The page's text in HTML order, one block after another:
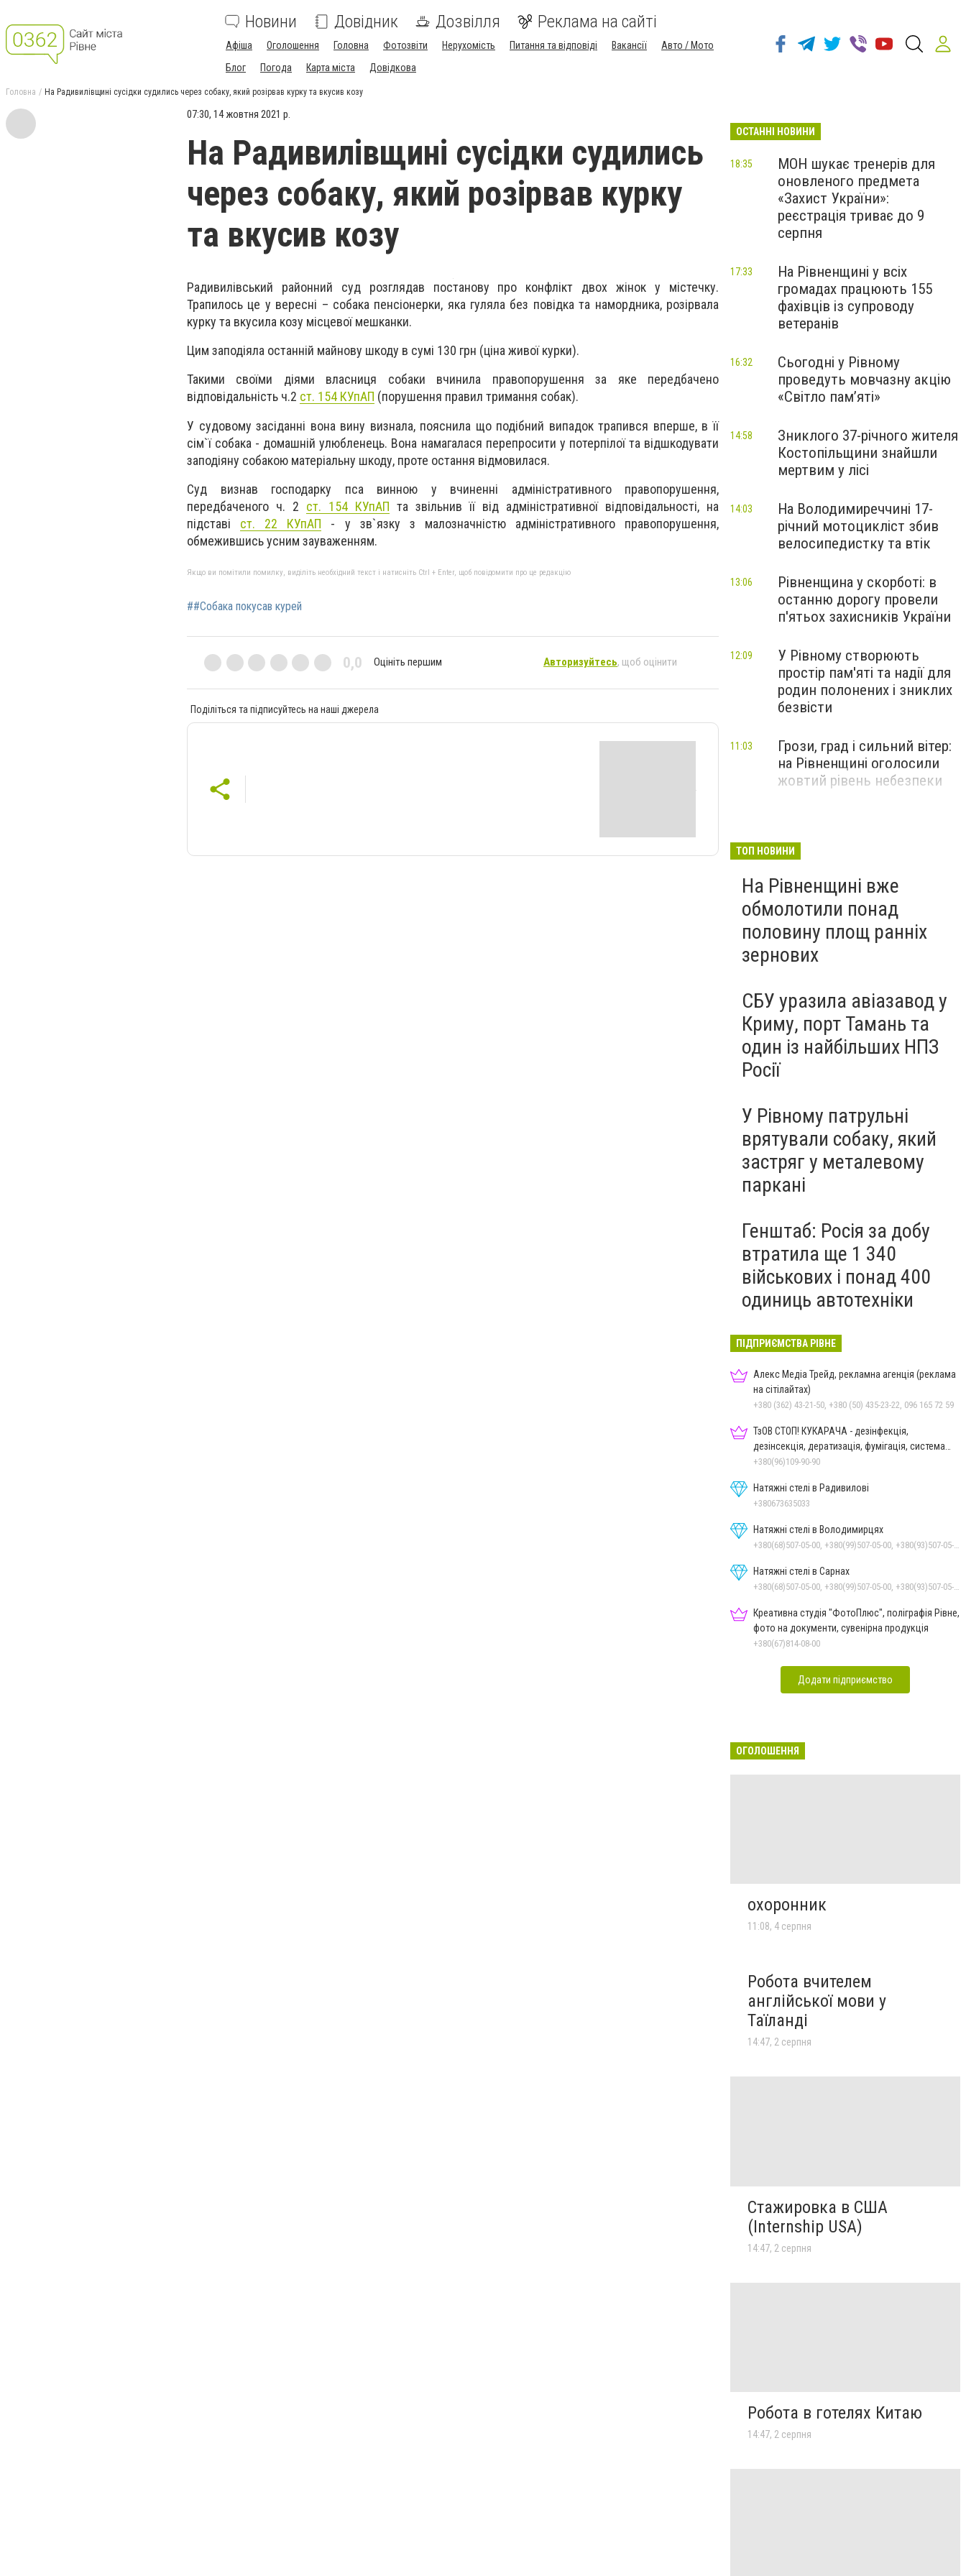
Новини Довідник Дозвілля Реклама на сайті
Афіша Оголошення Головна Фотозвіти Нерухомість Питання та відповіді Вакансії
Авто / Мото
Блог
Погода Карта міста Довідкова
Головна На Радивилівщині сусідки судились через собаку, який розірвав курку та вкусив козу
07:30, 14 жовтня 2021 р.
На Радивилівщині сусідки судились
через собаку, який розірвав курку
та вкусив козу
Радивилівський районний суд розглядав постанову про конфлікт двох жінок у містечку.
Трапилось це у вересні – собака пенсіонерки, яка гуляла без повідка та намордника, розірвала
курку та вкусила козу місцевої мешканки.
Цим заподіяла останній майнову шкоду в сумі 130 грн (ціна живої курки).
Такими своїми діями власниця собаки вчинила правопорушення за яке передбачено
відповідальність ч.2 ст. 154 КУпАП (порушення правил тримання собак).
У судовому засіданні вона вину визнала, пояснила що подібний випадок трапився вперше, в її
сім`ї собака - домашній улюбленець. Вона намагалася перепросити у потерпілої та відшкодувати
заподіяну собакою матеріальну шкоду, проте остання відмовилася.
Суд визнав господарку пса винною у вчиненні адміністративного правопорушення,
передбаченого ч. 2 ст. 154 КУпАП та звільнив її від адміністративної відповідальності, на
підставі ст. 22 КУпАП - у зв`язку з малозначністю адміністративного правопорушення,
обмежившись усним зауваженням.
Якщо ви помітили помилку, виділіть необхідний текст і натисніть Ctrl + Enter, щоб повідомити про це редакцію
##Собака покусав курей
0,0 Оцініть першим Авторизуйтесь, щоб оцінити
Поділіться та підписуйтесь на наші джерела
ОСТАННІ НОВИНИ
МОН шукає тренерів для
оновленого предмета
«Захист України»:
реєстрація триває до 9
серпня
18:35
На Рівненщині у всіх
громадах працюють 155
фахівців із супроводу
ветеранів
17:33
Сьогодні у Рівному
проведуть мовчазну акцію
«Світло пам’яті»
16:32
Зниклого 37-річного жителя
Костопільщини знайшли
мертвим у лісі
14:58
На Володимиреччині 17-
річний мотоцикліст збив
велосипедистку та втік
14:03
Рівненщина у скорботі: в
останню дорогу провели
п'ятьох захисників України
13:06
У Рівному створюють
простір пам'яті та надії для
родин полонених і зниклих
безвісти
12:09
Грози, град і сильний вітер:
на Рівненщині оголосили
жовтий рівень небезпеки
11:03
ТОП НОВИНИ
На Рівненщині вже
обмолотили понад
половину площ ранніх
зернових
СБУ уразила авіазавод у
Криму, порт Тамань та
один із найбільших НПЗ
Росії
У Рівному патрульні
врятували собаку, який
застряг у металевому
паркані
Генштаб: Росія за добу
втратила ще 1 340
військових і понад 400
одиниць автотехніки
ПІДПРИЄМСТВА РІВНЕ
Алекс Медіа Трейд, рекламна агенція (реклама
на сітілайтах)
+380 (362) 43-21-50, +380 (50) 435-23-22, 096 165 72 59
ТзОВ СТОП! КУКАРАЧА - дезінфекція,
дезінсекція, дератизація, фумігація, система
HACCP
+380(96)109-90-90
Натяжні стелі в Радивилові
+380673635033
Натяжні стелі в Володимирцях
+380(68)507-05-00, +380(99)507-05-00, +380(93)507-05-00
Натяжні стелі в Сарнах
+380(68)507-05-00, +380(99)507-05-00, +380(93)507-05-00
Креативна студія "ФотоПлюс", поліграфія Рівне,
фото на документи, сувенірна продукція
+380(67)814-08-00
Додати підприємство
ОГОЛОШЕННЯ
охоронник
11:08, 4 серпня
Робота вчителем
англійської мови у
Таїланді
14:47, 2 серпня
Стажировка в США
(Internship USA)
14:47, 2 серпня
Робота в готелях Китаю
14:47, 2 серпня